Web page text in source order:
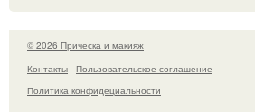
© 2026 Прическа и макияж
Контакты
Пользовательское соглашение
Политика конфидециальности